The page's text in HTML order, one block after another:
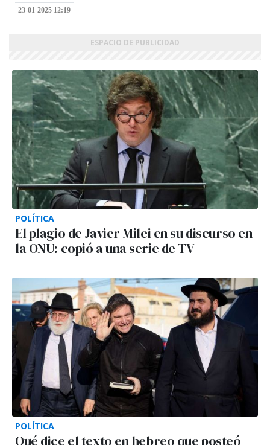
23-01-2025 12:19
POLÍTICA
El plagio de Javier Milei en su discurso en
la ONU: copió a una serie de TV
POLÍTICA
Qué dice el texto en hebreo que posteó